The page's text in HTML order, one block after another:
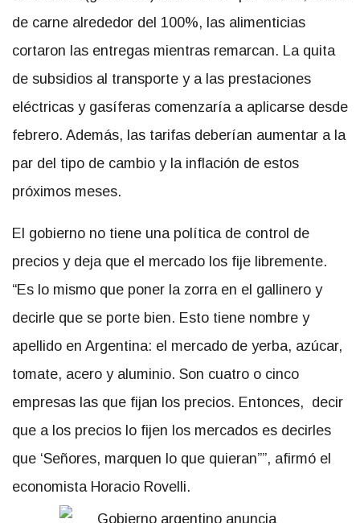
de carne alrededor del 100%, las alimenticias
cortaron las entregas mientras remarcan. La quita
de subsidios al transporte y a las prestaciones
eléctricas y gasíferas comenzaría a aplicarse desde
febrero. Además, las tarifas deberían aumentar a la
par del tipo de cambio y la inflación de estos
próximos meses.
El gobierno no tiene una política de control de
precios y deja que el mercado los fije libremente.
“Es lo mismo que poner la zorra en el gallinero y
decirle que se porte bien. Esto tiene nombre y
apellido en Argentina: el mercado de yerba, azúcar,
tomate, acero y aluminio. Son cuatro o cinco
empresas las que fijan los precios. Entonces, decir
que a los precios lo fijen los mercados es decirles
que ‘Señores, marquen lo que quieran””, afirmó el
economista Horacio Rovelli.